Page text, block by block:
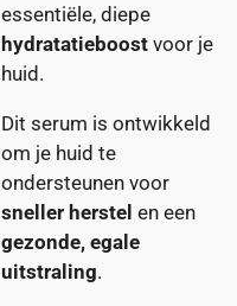
essentiële, diepe
hydratatieboost voor je
huid.
Dit serum is ontwikkeld
om je huid te
ondersteunen voor
sneller herstel en een
gezonde, egale
uitstraling.